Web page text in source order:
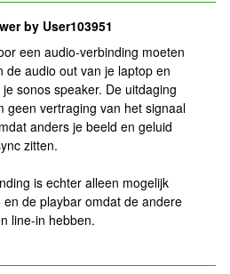
by User103951
een audio-verbinding moeten
de audio out van je laptop en
sonos speaker. De uitdaging
geen vertraging van het signaal
anders je beeld en geluid
zitten.
is echter alleen mogelijk
en de playbar omdat de andere
line-in hebben.